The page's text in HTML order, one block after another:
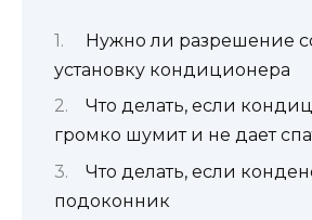
Нужно ли разрешение
установку кондиционера
Что делать, если
громко шумит и не дает
Что делать, если
подоконник